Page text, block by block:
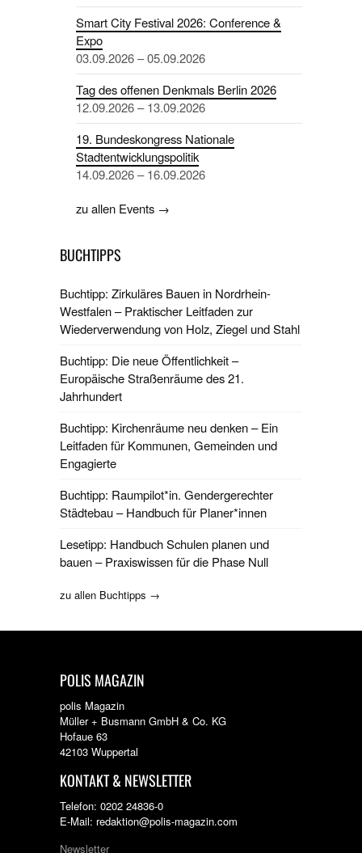
Smart City Festival 2026: Conference &
Expo
03.09.2026 – 05.09.2026
Tag des offenen Denkmals Berlin 2026
12.09.2026 – 13.09.2026
19. Bundeskongress Nationale
Stadtentwicklungspolitik
14.09.2026 – 16.09.2026
zu allen Events →
BUCHTIPPS
Buchtipp: Zirkuläres Bauen in Nordrhein-
Westfalen – Praktischer Leitfaden zur
Wiederverwendung von Holz, Ziegel und Stahl
Buchtipp: Die neue Öffentlichkeit –
Europäische Straßenräume des 21.
Jahrhundert
Buchtipp: Kirchenräume neu denken – Ein
Leitfaden für Kommunen, Gemeinden und
Engagierte
Buchtipp: Raumpilot*in. Gendergerechter
Städtebau – Handbuch für Planer*innen
Lesetipp: Handbuch Schulen planen und
bauen – Praxiswissen für die Phase Null
zu allen Buchtipps →
POLIS MAGAZIN
polis Magazin
Müller + Busmann GmbH & Co. KG
Hofaue 63
42103 Wuppertal
KONTAKT & NEWSLETTER
Telefon: 0202 24836-0
E-Mail: redaktion@polis-magazin.com
Newsletter